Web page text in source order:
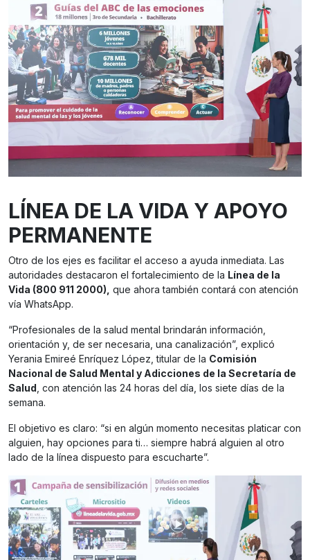
LÍNEA DE LA VIDA Y APOYO
PERMANENTE
Otro de los ejes es facilitar el acceso a ayuda inmediata. Las
autoridades destacaron el fortalecimiento de la Línea de la
Vida (800 911 2000), que ahora también contará con atención
vía WhatsApp.
“Profesionales de la salud mental brindarán información,
orientación y, de ser necesaria, una canalización”, explicó
Yerania Emireé Enríquez López, titular de la Comisión
Nacional de Salud Mental y Adicciones de la Secretaría de
Salud , con atención las 24 horas del día, los siete días de la
semana.
El objetivo es claro: “si en algún momento necesitas platicar con
alguien, hay opciones para ti… siempre habrá alguien al otro
lado de la línea dispuesto para escucharte”.